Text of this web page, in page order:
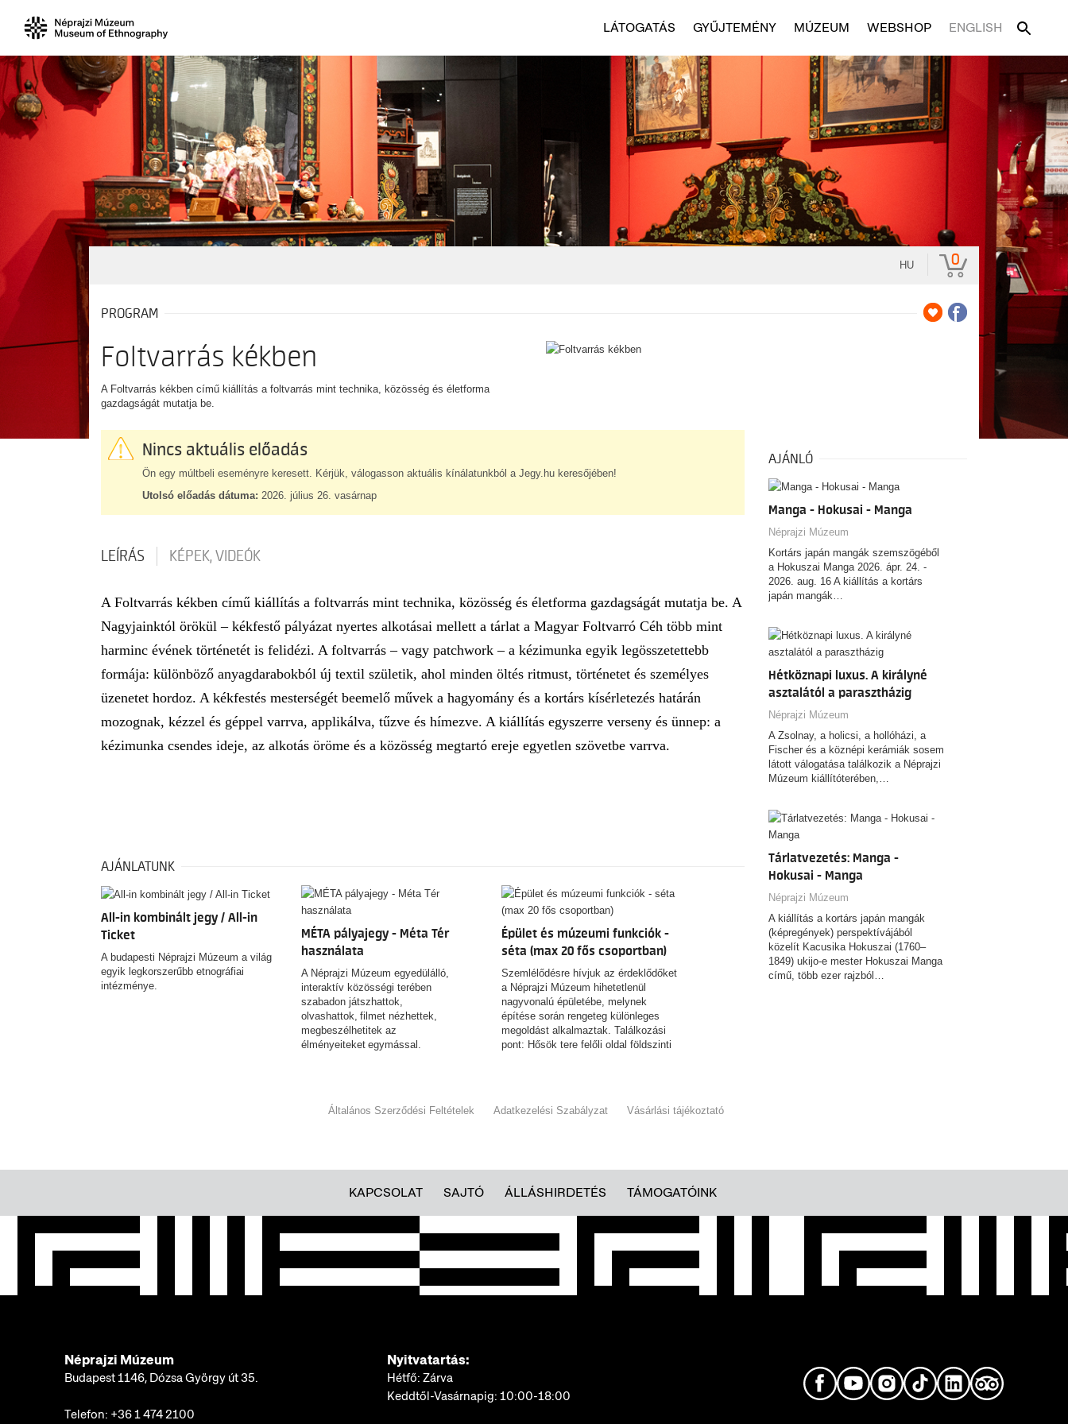
LÁTOGATÁS GYŰJTEMÉNY MÚZEUM WEBSHOP ENGLISH
HU 0
PROGRAM
Foltvarrás kékben
A Foltvarrás kékben című kiállítás a foltvarrás mint technika, közösség és életforma
gazdagságát mutatja be.
Nincs aktuális előadás
Ön egy múltbeli eseményre keresett. Kérjük, válogasson aktuális kínálatunkból a Jegy.hu keresőjében!
Utolsó előadás dátuma: 2026. július 26. vasárnap
LEÍRÁS KÉPEK, VIDEÓK
A Foltvarrás kékben című kiállítás a foltvarrás mint technika, közösség és életforma gazdagságát mutatja be. A
Nagyjainktól örökül – kékfestő pályázat nyertes alkotásai mellett a tárlat a Magyar Foltvarró Céh több mint
harminc évének történetét is felidézi. A foltvarrás – vagy patchwork – a kézimunka egyik legösszetettebb
formája: különböző anyagdarabokból új textil születik, ahol minden öltés ritmust, történetet és személyes
üzenetet hordoz. A kékfestés mesterségét beemelő művek a hagyomány és a kortárs kísérletezés határán
mozognak, kézzel és géppel varrva, applikálva, tűzve és hímezve. A kiállítás egyszerre verseny és ünnep: a
kézimunka csendes ideje, az alkotás öröme és a közösség megtartó ereje egyetlen szövetbe varrva.
AJÁNLATUNK
All-in kombinált jegy / All-in
Ticket
A budapesti Néprajzi Múzeum a világ
egyik legkorszerűbb etnográfiai
intézménye.
MÉTA pályajegy - Méta Tér
használata
A Néprajzi Múzeum egyedülálló,
interaktív közösségi terében
szabadon játszhattok,
olvashattok, filmet nézhettek,
megbeszélhetitek az
élményeiteket egymással.
Épület és múzeumi funkciók -
séta (max 20 fős csoportban)
Szemlélődésre hívjuk az érdeklődőket
a Néprajzi Múzeum hihetetlenül
nagyvonalú épületébe, melynek
építése során rengeteg különleges
megoldást alkalmaztak. Találkozási
pont: Hősök tere felőli oldal földszinti
AJÁNLÓ
Manga - Hokusai - Manga
Néprajzi Múzeum
Kortárs japán mangák szemszögéből
a Hokuszai Manga 2026. ápr. 24. -
2026. aug. 16 A kiállítás a kortárs
japán mangák…
Hétköznapi luxus. A királyné
asztalától a parasztházig
Néprajzi Múzeum
A Zsolnay, a holicsi, a hollóházi, a
Fischer és a köznépi kerámiák sosem
látott válogatása találkozik a Néprajzi
Múzeum kiállítóterében,…
Tárlatvezetés: Manga -
Hokusai - Manga
Néprajzi Múzeum
A kiállítás a kortárs japán mangák
(képregények) perspektívájából
közelít Kacusika Hokuszai (1760–
1849) ukijo-e mester Hokuszai Manga
című, több ezer rajzból…
Általános Szerződési Feltételek Adatkezelési Szabályzat Vásárlási tájékoztató
KAPCSOLAT SAJTÓ ÁLLÁSHIRDETÉS TÁMOGATÓINK
Néprajzi Múzeum
Budapest 1146, Dózsa György út 35.
Telefon: +36 1 474 2100
Nyitvatartás:
Hétfő: Zárva
Keddtől-Vasárnapig: 10:00-18:00